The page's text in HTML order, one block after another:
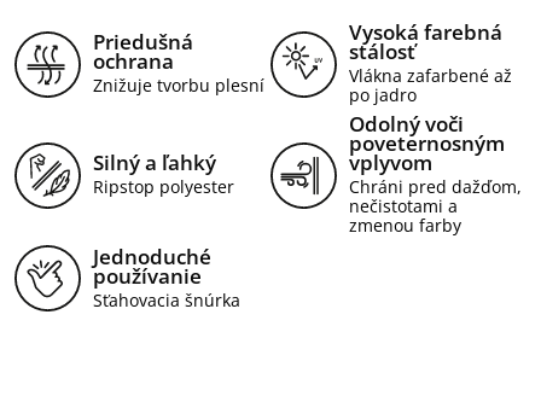
Priedušná
ochrana
Znižuje tvorbu plesní
Vysoká farebná
stálosť
Vlákna zafarbené až
po jadro
Silný a ľahký
Ripstop polyester
Odolný voči
poveternosným
vplyvom
Chráni pred dažďom,
nečistotami a
zmenou farby
Jednoduché
používanie
Sťahovacia šnúrka